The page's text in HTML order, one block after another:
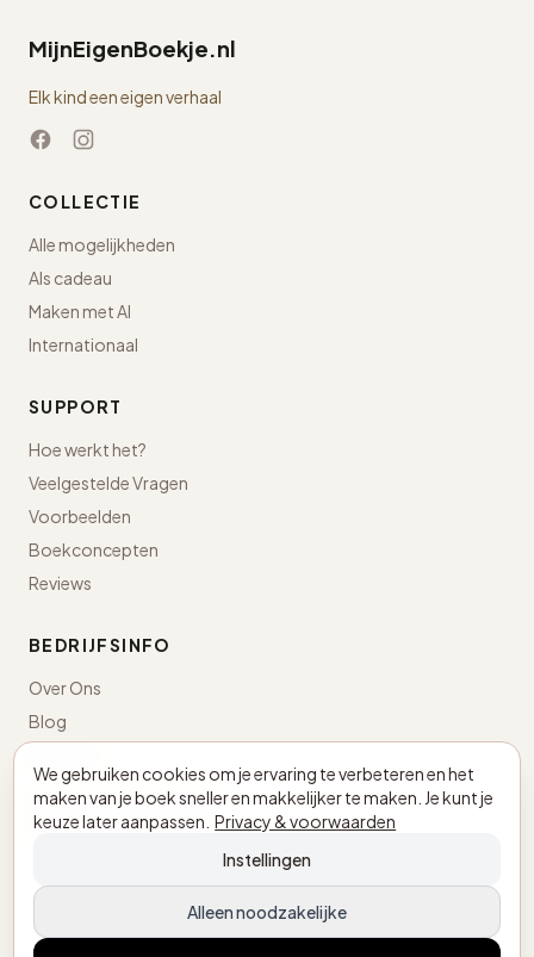
MijnEigenBoekje.nl
Elk kind een eigen verhaal
COLLECTIE
Alle mogelijkheden
Als cadeau
Maken met AI
Internationaal
SUPPORT
Hoe werkt het?
Veelgestelde Vragen
Voorbeelden
Boekconcepten
Reviews
BEDRIJFSINFO
Over Ons
Blog
Nederland · KvK 98043498
BTW NL005305897B03
© 2026 MijnEigenBoekje.nl. Alle rechten voorbehouden.
We gebruiken cookies om je ervaring te verbeteren en het
maken van je boek sneller en makkelijker te maken. Je kunt je
keuze later aanpassen. Privacy & voorwaarden
Instellingen
Alleen noodzakelijke